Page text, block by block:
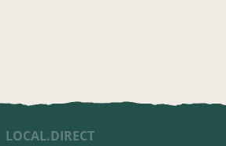
LOCAL.DIRECT